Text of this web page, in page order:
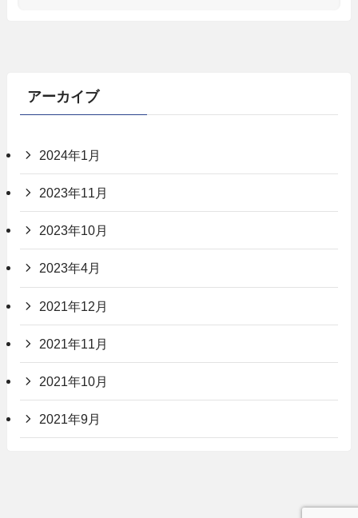
アーカイブ
2024年1月
2023年11月
2023年10月
2023年4月
2021年12月
2021年11月
2021年10月
2021年9月